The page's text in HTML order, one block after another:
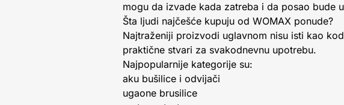
mogu da izvade kada zatreba i da posao bude
Šta ljudi najčešće kupuju od WOMAX ponude?
Najtraženiji proizvodi uglavnom nisu isti kao
praktične stvari za svakodnevnu upotrebu.
Najpopularnije kategorije su:
aku bušilice i odvijači
ugaone brusilice